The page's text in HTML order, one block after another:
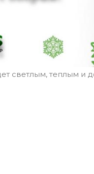
светлым, теплым и